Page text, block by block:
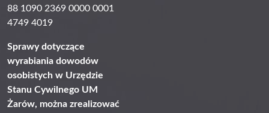
88 1090 2369 0000 0001
4749 4019
Sprawy dotyczące
wyrabiania dowodów
osobistych w Urzędzie
Stanu Cywilnego UM
Żarów, można zrealizować